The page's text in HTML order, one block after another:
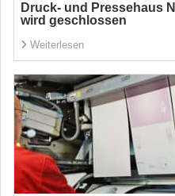
Druck- und Pressehaus
wird geschlossen
Weiterlesen